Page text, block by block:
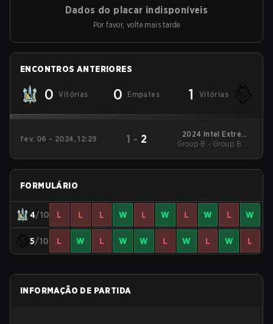
Dados do placar indisponíveis
Por favor, volte mais tarde
ENCONTROS ANTERIORES
0 Vitórias 0 Empates 1 Vitórias
fev. 06 - 2024, 12:29 1 - 2
2024 Intel Extreme
Masters Katowice
Group B - Group B LB
FORMULÁRIO
4/10 L L L W L W L W L W
5/10 L W L W W L W L W L
INFORMAÇÃO DE PARTIDA